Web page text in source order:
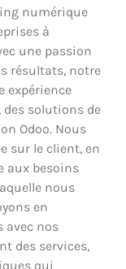
numérique
à
une passion
résultats, notre
expérience
des solutions de
Odoo. Nous
sur le client, en
aux besoins
nous
en
avec nos
des services,
qui